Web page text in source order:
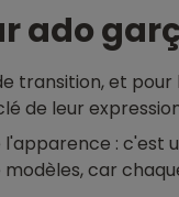
ado
transition, et
de leur
l'apparence :
car